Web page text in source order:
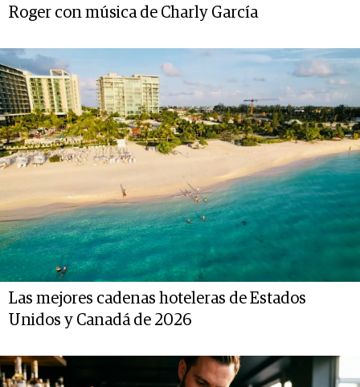
Roger con música de Charly García
Las mejores cadenas hoteleras de Estados
Unidos y Canadá de 2026